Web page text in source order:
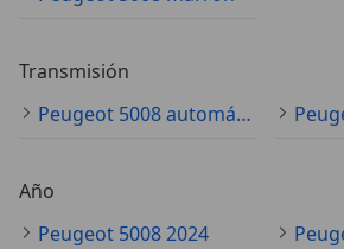
Transmisión
Peugeot 5008 automático
Año
Peugeot 5008 2024